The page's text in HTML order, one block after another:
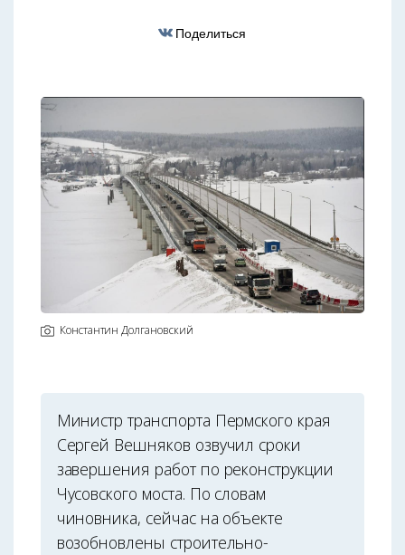
Поделиться
Константин Долгановский
Министр транспорта Пермского края
Сергей Вешняков озвучил сроки
завершения работ по реконструкции
Чусовского моста. По словам
чиновника, сейчас на объекте
возобновлены строительно-